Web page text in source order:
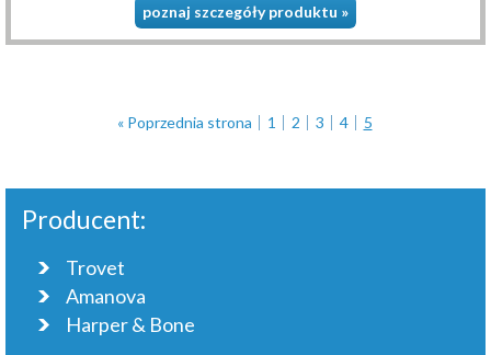
poznaj szczegóły produktu »
« Poprzednia strona 1 2 3 4 5
Producent:
Trovet
Amanova
Harper & Bone